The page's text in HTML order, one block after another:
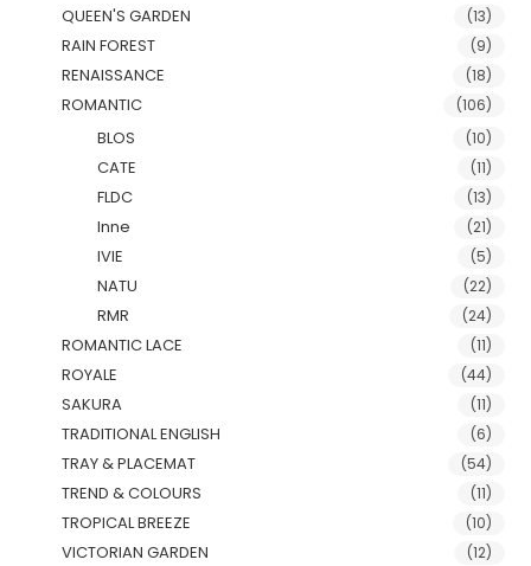
QUEEN'S GARDEN (13)
RAIN FOREST (9)
RENAISSANCE (18)
ROMANTIC (106)
BLOS (10)
CATE (11)
FLDC (13)
Inne (21)
IVIE (5)
NATU (22)
RMR (24)
ROMANTIC LACE (11)
ROYALE (44)
SAKURA (11)
TRADITIONAL ENGLISH (6)
TRAY & PLACEMAT (54)
TREND & COLOURS (11)
TROPICAL BREEZE (10)
VICTORIAN GARDEN (12)